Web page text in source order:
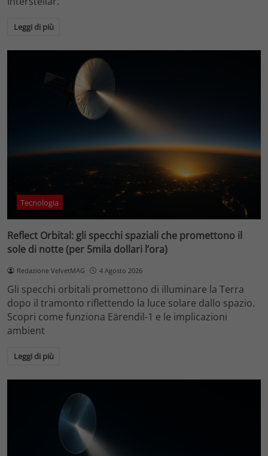
Leggi di più
Tecnologia
Reflect Orbital: gli specchi spaziali che promettono il
sole di notte (per 5mila dollari l’ora)
Redazione VelvetMAG 4 Agosto 2026
Gli specchi orbitali promettono di illuminare la Terra
dopo il tramonto riflettendo la luce solare dallo spazio.
Scopri come funziona Eärendil-1 e le implicazioni
ambient
Leggi di più